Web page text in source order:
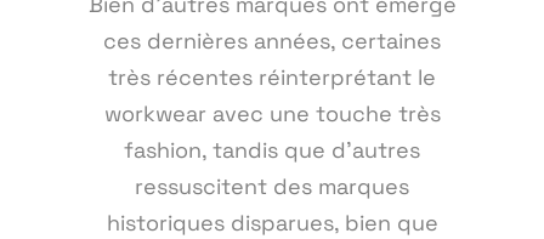
ces dernières années, certaines
très récentes réinterprétant le
workwear avec une touche très
fashion, tandis que d'autres
ressuscitent des marques
historiques disparues, bien que